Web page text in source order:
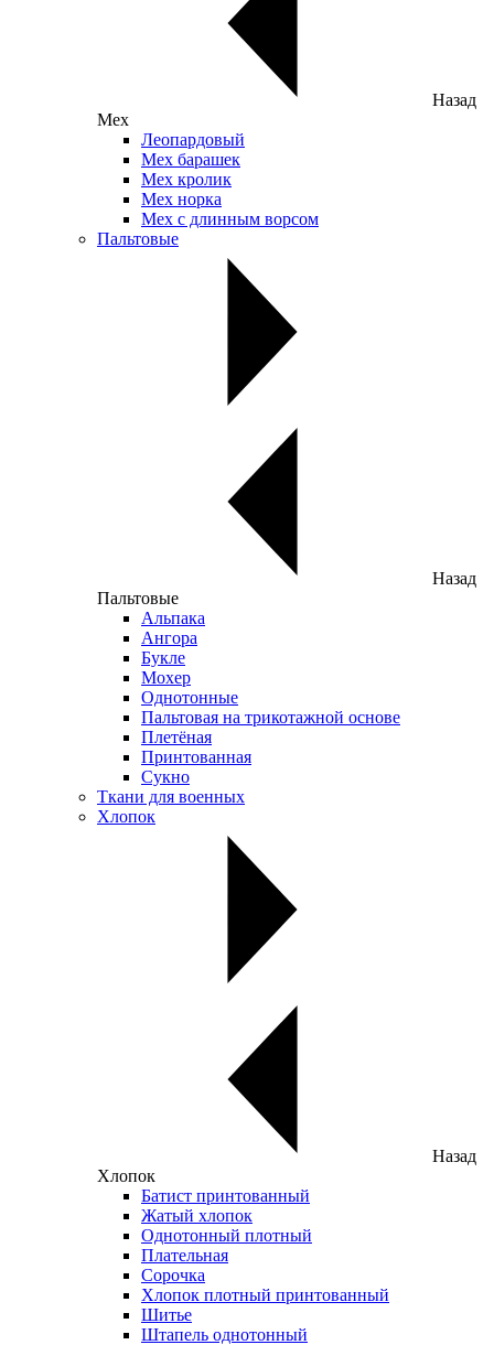
Назад
Мех
Леопардовый
Мех барашек
Мех кролик
Мех норка
Мех с длинным ворсом
Пальтовые
Назад
Пальтовые
Альпака
Ангора
Букле
Мохер
Однотонные
Пальтовая на трикотажной основе
Плетёная
Принтованная
Сукно
Ткани для военных
Хлопок
Назад
Хлопок
Батист принтованный
Жатый хлопок
Однотонный плотный
Плательная
Сорочка
Хлопок плотный принтованный
Шитье
Штапель однотонный